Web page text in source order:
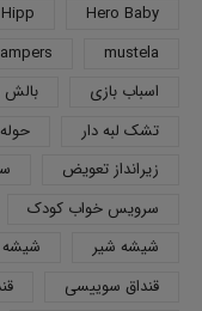
Hero Baby
Hipp
mustela
اسباب بازی
تشک لبه دار
زیرانداز تعویض
سرویس خواب کودک
شیشه شیر
شیشه
قنداق سوییسی